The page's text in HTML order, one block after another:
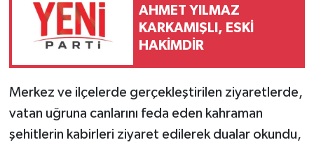
AHMET YILMAZ
KARKAMIŞLI, ESKİ
HAKİMDİR
Merkez ve ilçelerde gerçekleştirilen ziyaretlerde,
vatan uğruna canlarını feda eden kahraman
şehitlerin kabirleri ziyaret edilerek dualar okundu,